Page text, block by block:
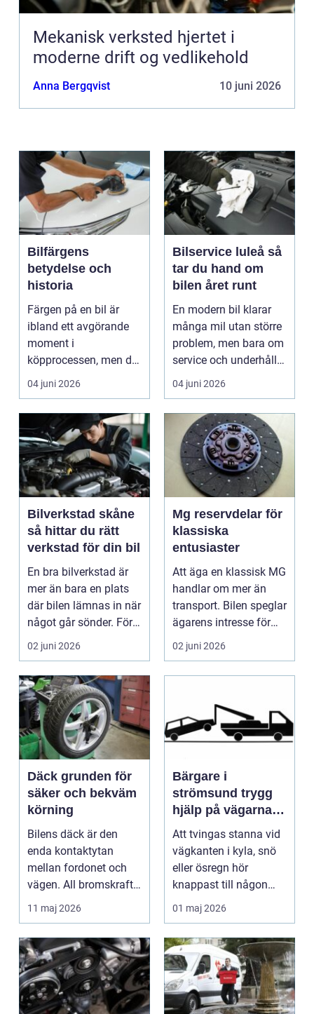
Mekanisk verksted hjertet i
moderne drift og vedlikehold
Anna Bergqvist 10 juni 2026
Bilfärgens
betydelse och
historia
Färgen på en bil är
ibland ett avgörande
moment i
köpprocessen, men det
ha...
04 juni 2026
Bilservice luleå så
tar du hand om
bilen året runt
En modern bil klarar
många mil utan större
problem, men bara om
service och underhåll
sköts i tid. I...
04 juni 2026
Bilverkstad skåne
så hittar du rätt
verkstad för din bil
En bra bilverkstad är
mer än bara en plats
där bilen lämnas in när
något går sönder. För
många biläg...
02 juni 2026
Mg reservdelar för
klassiska
entusiaster
Att äga en klassisk MG
handlar om mer än
transport. Bilen speglar
ägarens intresse för
teknik, histo...
02 juni 2026
Däck grunden för
säker och bekväm
körning
Bilens däck är den
enda kontaktytan
mellan fordonet och
vägen. All bromskraft,
styrning och accelera...
11 maj 2026
Bärgare i
strömsund trygg
hjälp på vägarna
året runt
Att tvingas stanna vid
vägkanten i kyla, snö
eller ösregn hör
knappast till någon
bilägares drömscen...
01 maj 2026